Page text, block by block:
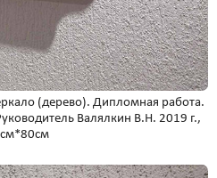
(дерево). Дипломная работа.
Валялкин В.Н. 2019 г.,